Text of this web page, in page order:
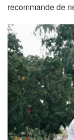
recommande de